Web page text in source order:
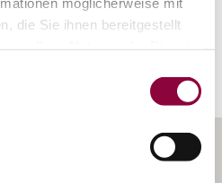
die Sie ihnen bereitgestellt